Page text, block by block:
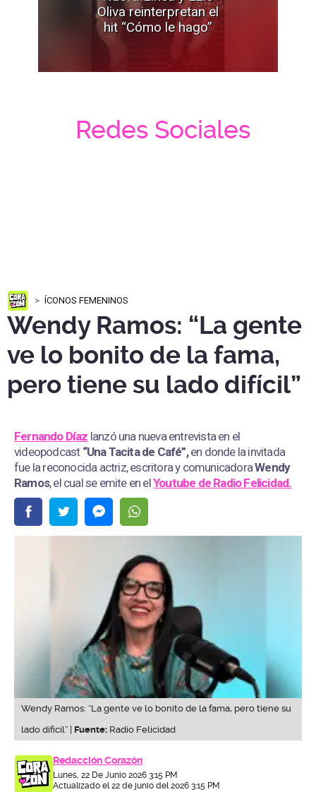
Oliva reinterpretan el
hit “Cómo le hago”
Redes Sociales
ÍCONOS FEMENINOS
Wendy Ramos: “La gente
ve lo bonito de la fama,
pero tiene su lado difícil”
Fernando Díaz lanzó una nueva entrevista en el
videopodcast “Una Tacita de Café”,en donde la invitada
fue la reconocida actriz, escritora y comunicadoraWendy
Ramos, el cual se emite en elYoutube de Radio Felicidad.
Wendy Ramos: “La gente ve lo bonito de la fama, pero tiene su
lado difícil” | Fuente: Radio Felicidad
Redacción Corazón
Lunes, 22 De Junio 2026 3:15 PM
Actualizado el 22 de junio del 2026 3:15 PM